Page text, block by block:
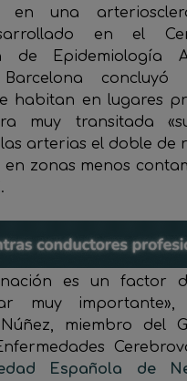
en una
en el
de Epidemiología
concluyó
habitan en lugares
muy transitada
arterias el doble de
en zonas menos
es un factor
muy importante»,
miembro del
Española de